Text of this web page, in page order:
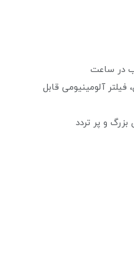
آلومینیومی قابل
و پر تردد